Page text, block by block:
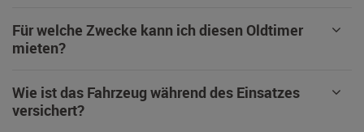
Für welche Zwecke kann ich diesen Oldtimer
mieten?
Wie ist das Fahrzeug während des Einsatzes
versichert?